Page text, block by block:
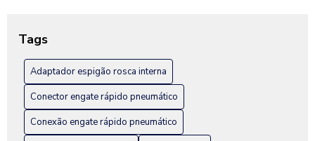
Como Escolher a Conexão Hidráulica Niple Ideal para Seu
Projeto
Como Escolher a Melhor Conexão Engate Rápido em Inox
para Seu Projeto
Como escolher a melhor fábrica de engate rápido hidráulico
Tags
Adaptador espigão rosca interna
Conector engate rápido pneumático
Conexão engate rápido pneumático